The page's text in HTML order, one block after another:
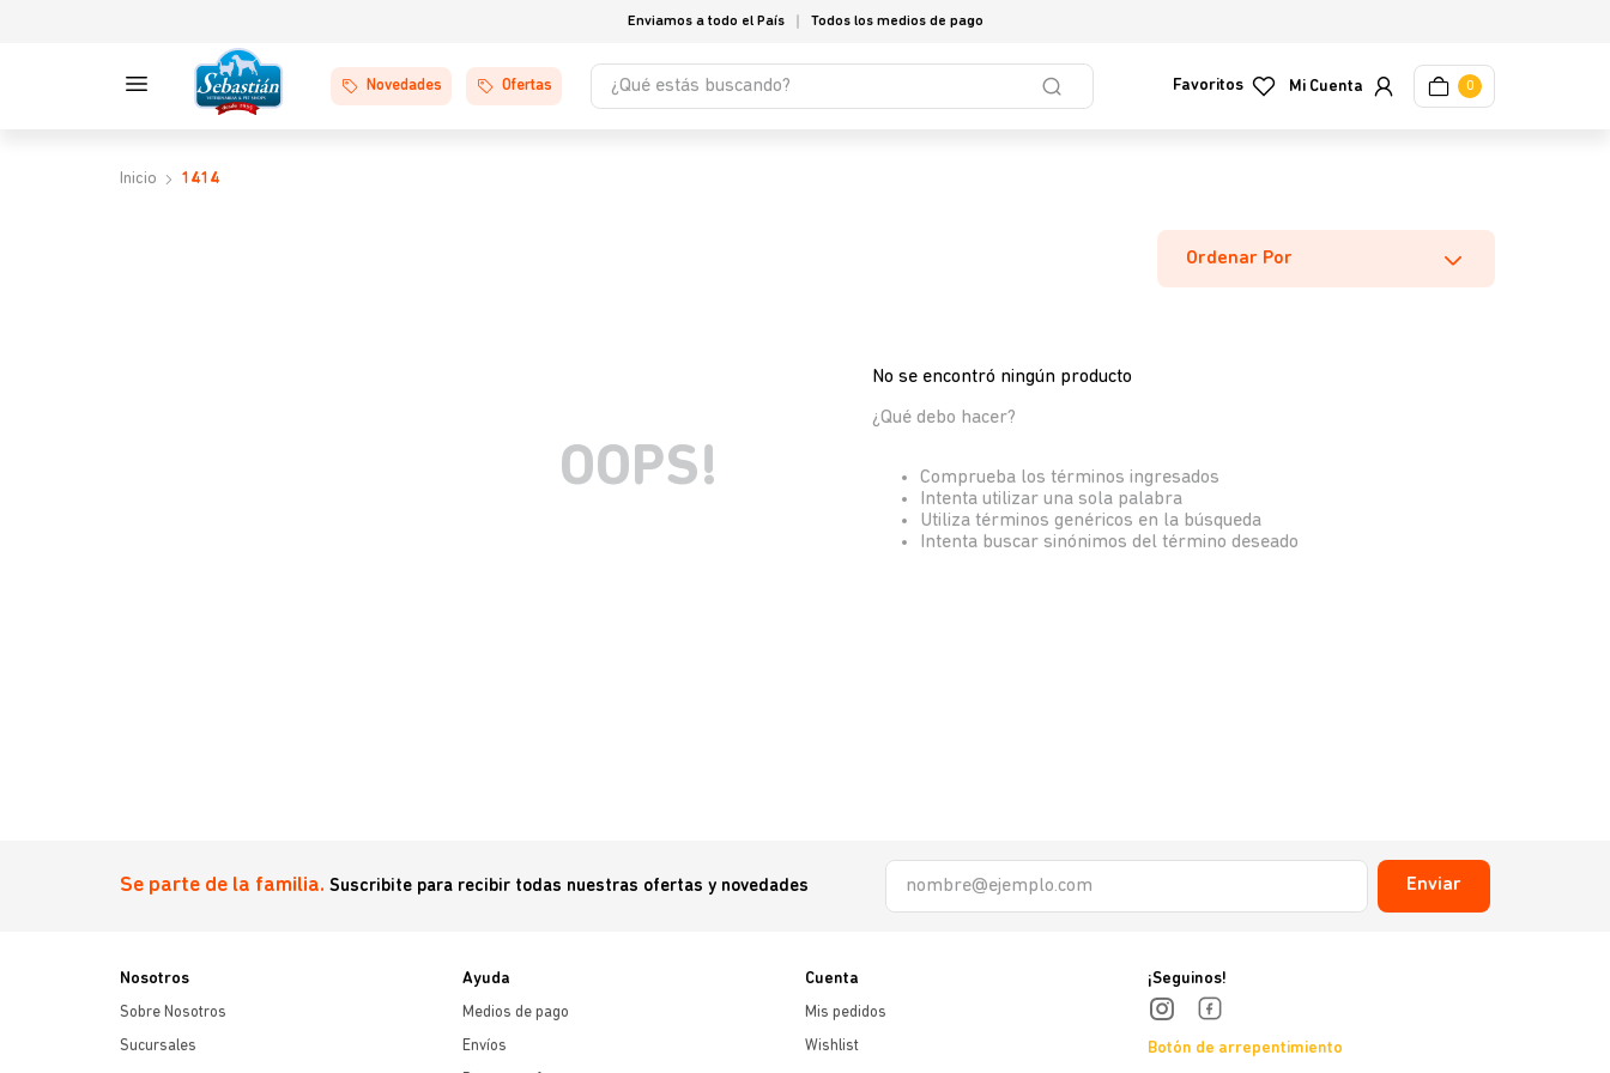
Enviamos a todo el País Todos los medios de pago
Novedades Ofertas
¿Qué estás buscando?
Favoritos 0
1414
Ordenar Por
OOPS!
No se encontró ningún producto
¿Qué debo hacer?
Comprueba los términos ingresados
Intenta utilizar una sola palabra
Utiliza términos genéricos en la búsqueda
Intenta buscar sinónimos del término deseado
Se parte de la familia. Suscribite para recibir todas nuestras ofertas y novedades Enviar
Nosotros
Sobre Nosotros
Sucursales
Ayuda
Medios de pago
Envíos
Cuenta
Mis pedidos
Wishlist
¡Seguinos!
Botón de arrepentimiento